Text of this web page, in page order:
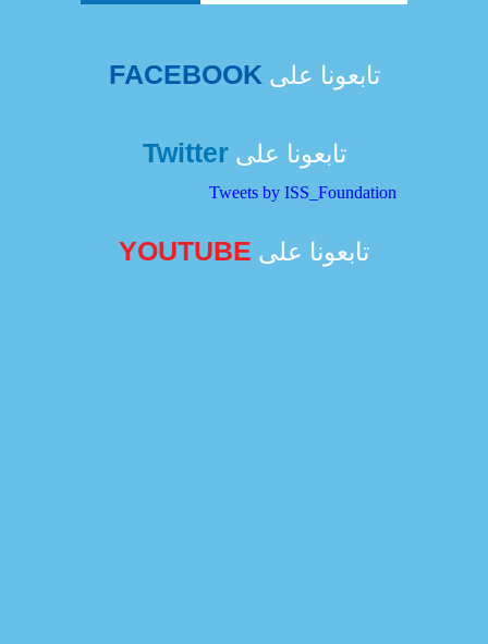
تابعونا على FACEBOOK
تابعونا علىTwitter
Tweets by ISS_Foundation
تابعونا على YOUTUBE